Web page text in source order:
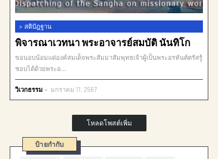
> สติปัฎฐาน
พิจารณาเวทนา พระอาจารย์สมบัติ นันทิโก
ขอนอบน้อมแด่องค์สมเด็จพระสัมมาสัมพุทธเจ้าผู้เป็นพระอรหันต์ตรัสรู้
ชอบได้ด้วยพระอ…
วิเวกธรรม มกราคม 11, 2567
โหลดโพสต์เพิ่ม
ป้ายกำกับ